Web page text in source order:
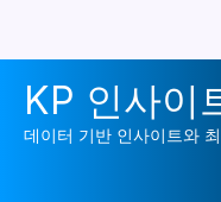
KP 인사이
데이터 기반 인사이트와